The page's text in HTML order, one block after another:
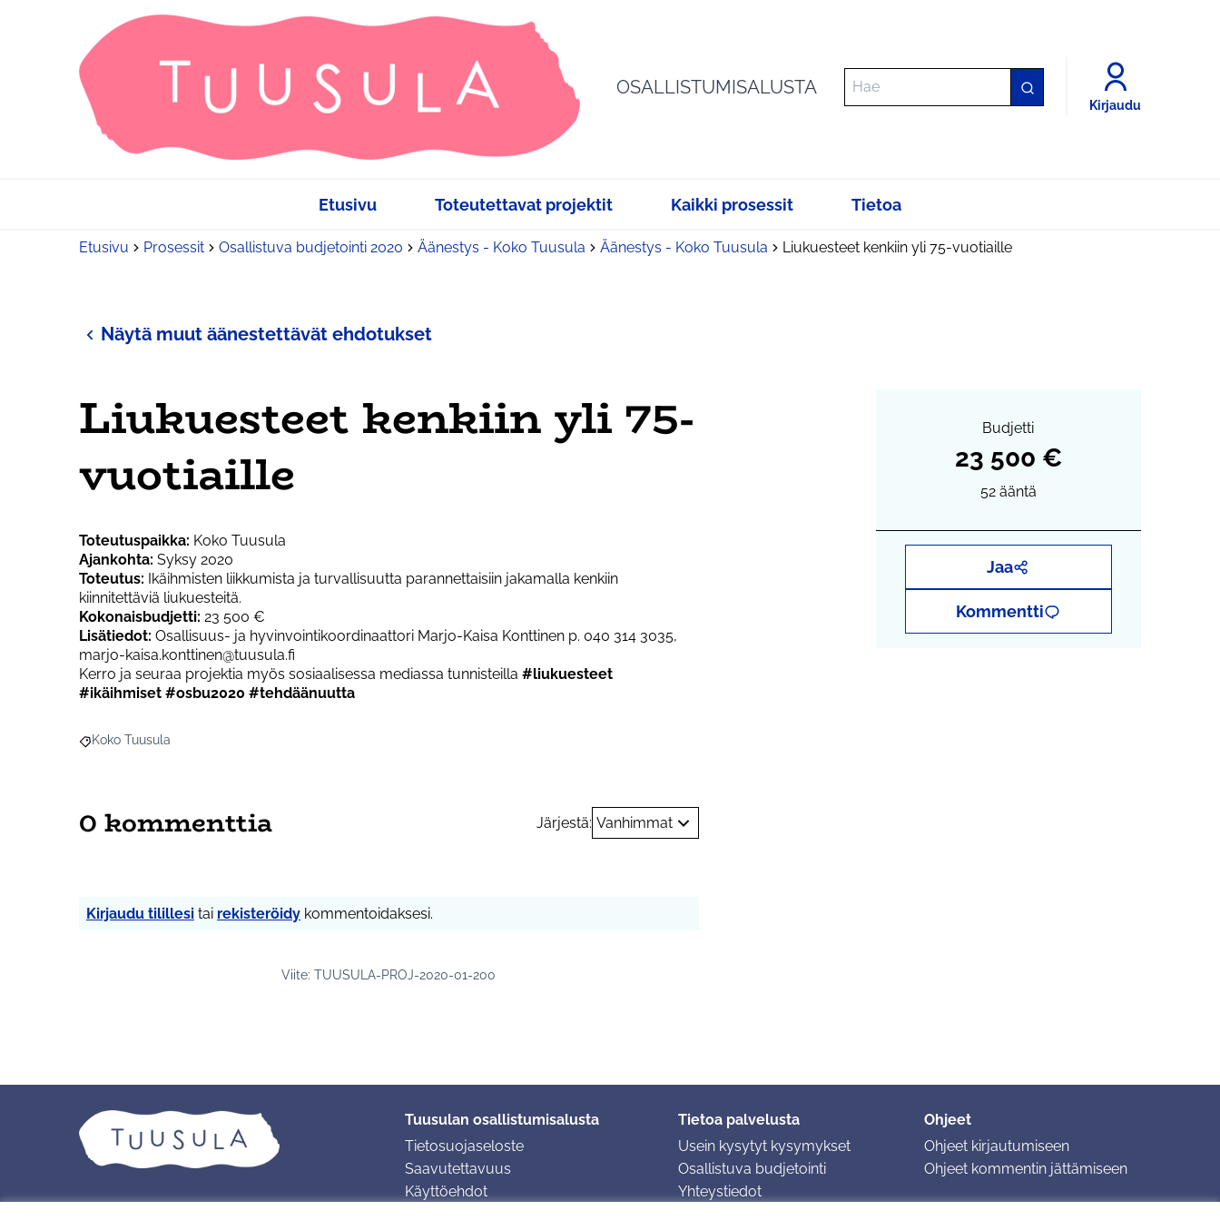
OSALLISTUMISALUSTA
Kirjaudu
Etusivu Toteutettavat projektit Kaikki prosessit Tietoa
Etusivu Prosessit Osallistuva budjetointi 2020 Äänestys - Koko Tuusula Äänestys - Koko Tuusula Liukuesteet kenkiin yli 75-vuotiaille
Näytä muut äänestettävät ehdotukset
Liukuesteet kenkiin yli 75-
vuotiaille
Toteutuspaikka: Koko Tuusula
Ajankohta: Syksy 2020
Toteutus: Ikäihmisten liikkumista ja turvallisuutta parannettaisiin jakamalla kenkiin
kiinnitettäviä liukuesteitä.
Kokonaisbudjetti: 23 500 €
Lisätiedot: Osallisuus- ja hyvinvointikoordinaattori Marjo-Kaisa Konttinen p. 040 314 3035,
marjo-kaisa.konttinen@tuusula.fi
Kerro ja seuraa projektia myös sosiaalisessa mediassa tunnisteilla #liukuesteet
#ikäihmiset #osbu2020 #tehdäänuutta
Rajaa tulokset aihepiirin mukaan: Koko Tuusula
Koko Tuusula
Budjetti
23 500 €
52 ääntä
Jaa
Kommentti
0 kommenttia Järjestä: Vanhimmat
Kirjaudu tilillesi tai rekisteröidy kommentoidaksesi.
Viite: TUUSULA-PROJ-2020-01-200
Tuusulan osallistumisalusta
Tietosuojaseloste
Saavutettavuus
Käyttöehdot
Tietoa palvelusta
Usein kysytyt kysymykset
Osallistuva budjetointi
Yhteystiedot
Ohjeet
Ohjeet kirjautumiseen
Ohjeet kommentin jättämiseen